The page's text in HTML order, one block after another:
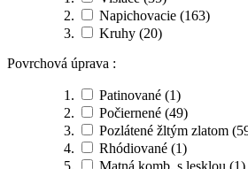
Napichovacie (163)
Kruhy (20)
Povrchová úprava :
Patinované (1)
Počiernené (49)
Pozlátené žltým zlatom
Rhódiované (1)
Matná komb. s lesklou (1)